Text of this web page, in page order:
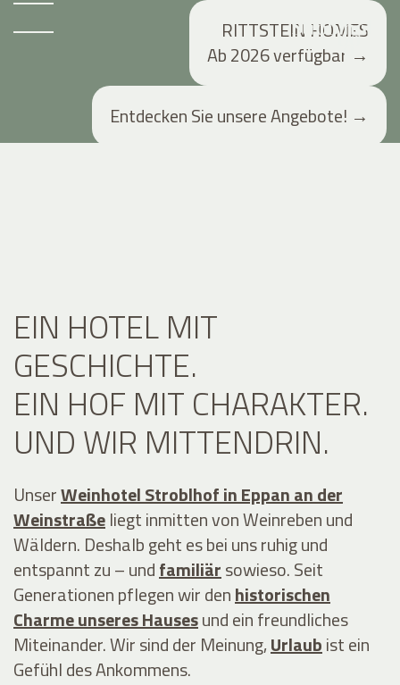
RITTSTEIN HOMES
Ab 2026 verfügbar →
Entdecken Sie unsere Angebote! →
EIN HOTEL MIT
GESCHICHTE.
EIN HOF MIT CHARAKTER.
UND WIR MITTENDRIN.
UnserWeinhotel Stroblhof in Eppan an der
Weinstraßeliegt inmitten von Weinreben und
Wäldern. Deshalb geht es bei uns ruhig und
entspannt zu – undfamiliärsowieso. Seit
Generationen pflegen wir denhistorischen
Charme unseres Hausesund ein freundliches
Miteinander. Wir sind der Meinung,Urlaubist ein
Gefühl des Ankommens.